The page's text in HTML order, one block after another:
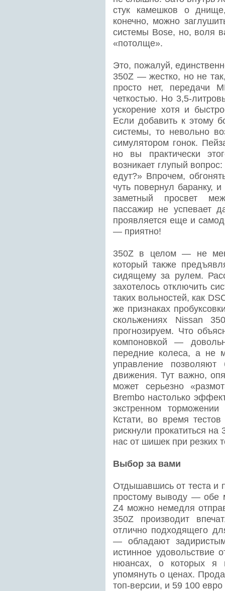
стук камешков о
конечно, можно
системы Bose, но, воля
«потолще».
Это, пожалуй,
350Z — жестко, но не
просто нет, передачи
четкостью. Но 3,5-
ускорение хотя и
Если добавить к этому
системы, то невольно
симулятором гонок.
но вы практически
возникает глупый
едут?» Впрочем,
чуть повернул баранку,
заметный просвет
пассажир не успевает
проявляется еще и
— приятно!
350Z в целом — не
который также
сидящему за рулем.
захотелось отключить
таких вольностей, как
же признаках
скольжениях Nissan
прогнозируем. Что
компоновкой —
передние колеса, а не
управление позволяют
движения. Тут важно,
может серьезно
Brembo настолько
экстренном
Кстати, во время
рискнули прокатиться
нас от шишек при резких
Выбор за вами
Отдышавшись от теста и
простому выводу — обе
Z4 можно немедля
350Z производит
отлично подходящего
— обладают
истинное удовольствие
нюансах, о которых я
упомянуть о ценах.
топ-версии, и 59 100